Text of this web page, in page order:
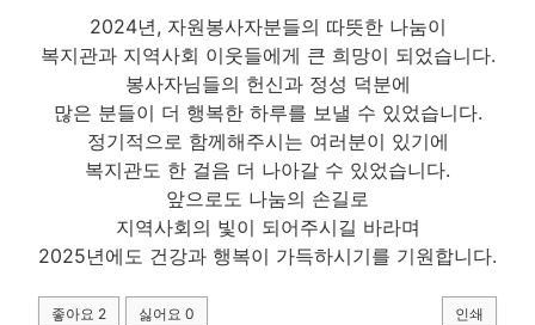
2024년, 자원봉사자분들의 따뜻한 나눔이
복지관과 지역사회 이웃들에게 큰 희망이 되었습니다.
봉사자님들의 헌신과 정성 덕분에
많은 분들이 더 행복한 하루를 보낼 수 있었습니다.
정기적으로 함께해주시는 여러분이 있기에
복지관도 한 걸음 더 나아갈 수 있었습니다.
앞으로도 나눔의 손길로
지역사회의 빛이 되어주시길 바라며
2025년에도 건강과 행복이 가득하시기를 기원합니다.
좋아요 2 싫어요 0 인쇄